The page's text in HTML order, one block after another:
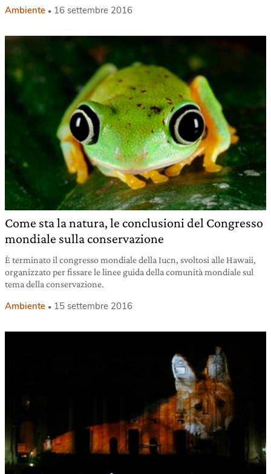
Ambiente 16 settembre 2016
Come sta la natura, le conclusioni del Congresso
mondiale sulla conservazione
È terminato il congresso mondiale della Iucn, svoltosi alle Hawaii,
organizzato per fissare le linee guida della comunità mondiale sul
tema della conservazione.
Ambiente 15 settembre 2016